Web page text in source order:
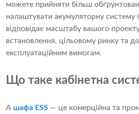
можете прийняти більш
налаштувати акумуляторну систему
відповідає масштабу вашого
встановлення, цільовому ринку та
експлуатаційним вимогам.
Що таке кабінетна
A шафа ESS — це комерційна та